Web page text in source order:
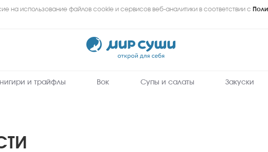
на использование файлов cookie и сервисов веб-аналитики в соответствии с
-
заказать
вкусные
и трайфлы Вок Супы и салаты Закуски